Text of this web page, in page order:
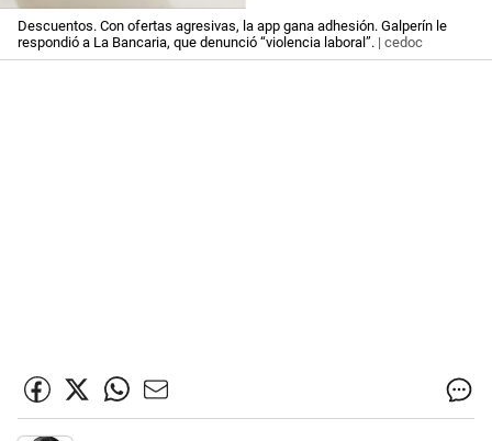
Descuentos. Con ofertas agresivas, la app gana adhesión. Galperín le
respondió a La Bancaria, que denunció “violencia laboral”. | cedoc